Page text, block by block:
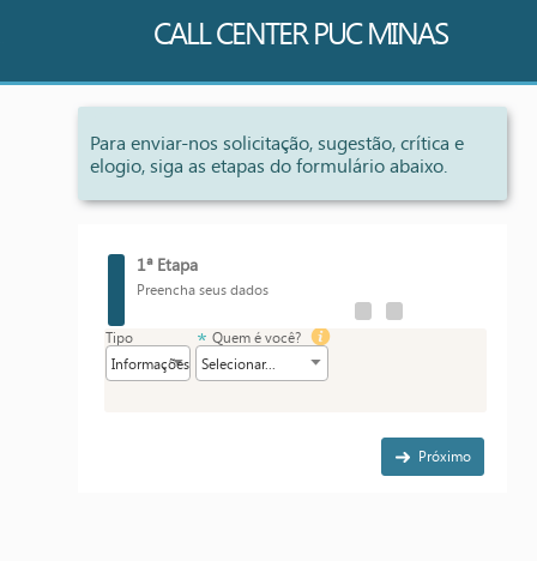
CALL CENTER PUC MINAS
Para enviar-nos solicitação, sugestão, crítica e
elogio, siga as etapas do formulário abaixo.
1ª Etapa
Preencha seus dados
Tipo Quem é você?
Próximo